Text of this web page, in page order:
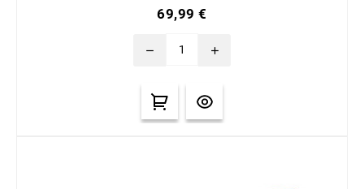
d'applications, telles que la surveillance des bureaux,
entièrement...
69,99 €
remove add